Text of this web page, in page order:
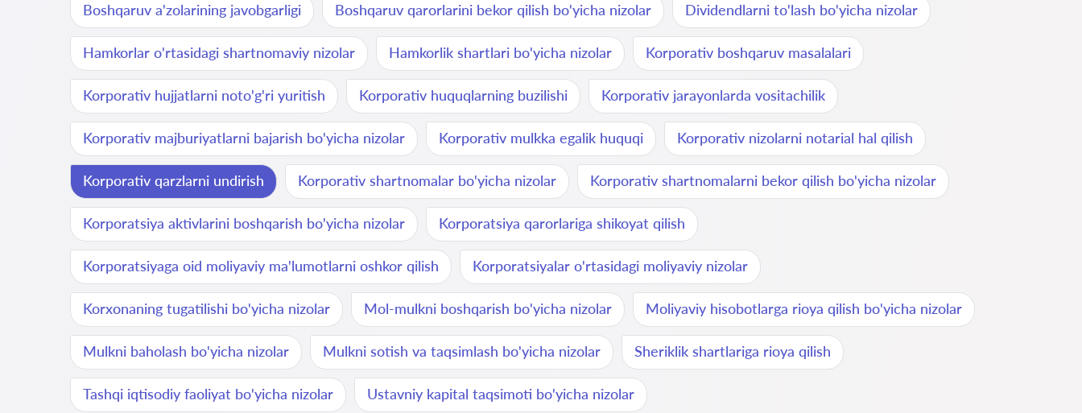
Boshqaruv a'zolarining javobgarligi Boshqaruv qarorlarini bekor qilish bo'yicha nizolar Dividendlarni to'lash bo'yicha nizolar
Hamkorlar o'rtasidagi shartnomaviy nizolar Hamkorlik shartlari bo'yicha nizolar Korporativ boshqaruv masalalari
Korporativ hujjatlarni noto'g'ri yuritish Korporativ huquqlarning buzilishi Korporativ jarayonlarda vositachilik
Korporativ majburiyatlarni bajarish bo'yicha nizolar Korporativ mulkka egalik huquqi Korporativ nizolarni notarial hal qilish
Korporativ qarzlarni undirish Korporativ shartnomalar bo'yicha nizolar Korporativ shartnomalarni bekor qilish bo'yicha nizolar
Korporatsiya aktivlarini boshqarish bo'yicha nizolar Korporatsiya qarorlariga shikoyat qilish
Korporatsiyaga oid moliyaviy ma'lumotlarni oshkor qilish Korporatsiyalar o'rtasidagi moliyaviy nizolar
Korxonaning tugatilishi bo'yicha nizolar Mol-mulkni boshqarish bo'yicha nizolar Moliyaviy hisobotlarga rioya qilish bo'yicha nizolar
Mulkni baholash bo'yicha nizolar Mulkni sotish va taqsimlash bo'yicha nizolar Sheriklik shartlariga rioya qilish
Tashqi iqtisodiy faoliyat bo'yicha nizolar Ustavniy kapital taqsimoti bo'yicha nizolar